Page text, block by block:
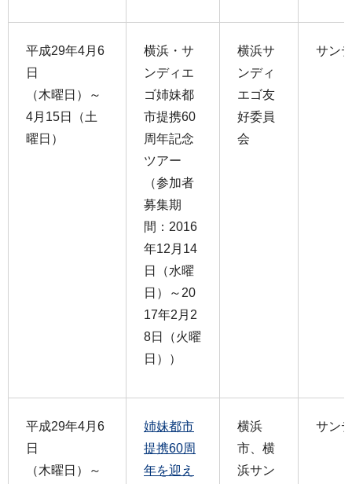
平成29年4月6
日
（木曜日）～
4月15日（土
曜日）
横浜・サ
ンディエ
ゴ姉妹都
市提携60
周年記念
ツアー
（参加者
募集期
間：2016
年12月14
日（水曜
日）～20
17年2月2
8日（火曜
日））
横浜サ
ンディ
エゴ友
好委員
会
サン
平成29年4月6
日
（木曜日）～
姉妹都市
提携60周
年を迎え
横浜
市、横
浜サン
サン